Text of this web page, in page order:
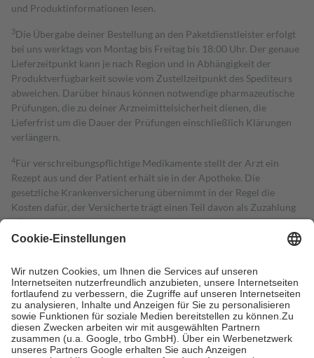
und Produktinformationen lesen.
3Die Übergabe deiner Bestellung an den Paketdienstleister erfolgt
bei uns werktags von Montag bis Freitag bis 18:00 Uhr. Der genaue
Lieferzeitpunkt kann je nach Region und in Abhängigkeit der
Produktverfügbarkeit sowie vom Zustellzeitpunkt des Spediteurs
abweichen. Darüber hinaus können notwendige pharmazeutische
Prüfungen, die zu deiner Arzneimittelsicherheit dienen, die
Lieferfrist um die Dauer der Prüfungen einschließlich Klärungen
verlängern.
4Für verschreibungspflichtige Medikamente stellt der Arzt ein
Rezept aus und der Patient erhält sie in der Apotheke. Die
gesetzliche Krankenversicherung übernimmt in der Regel die
Kosten dafür, der Versicherte trägt einen Teil davon als Zuzahlung
mit.
Grundsätzlich leisten Mitglieder Zuzahlungen in Höhe von zehn
höchstens zehn Euro.
Es sind jedoch nie mehr als die tatsächlichen
Kosten der Leistung zu entrichten.
Diese Regeln gelten grundsätzlich auch für Online-Apotheken.
Bei Heilmitteln und häuslicher Krankenpflege beträgt die
Zuzahlung zehn Prozent der Kosten sowie zehn Euro je
Verordnung.
Um das Engagement der Versicherten für ihre eigene Gesundheit zu